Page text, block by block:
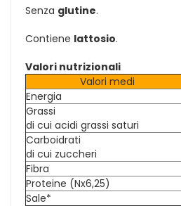
Senza glutine.
Contiene lattosio.
Valori nutrizionali
Valori medi
Energia
Grassi
di cui acidi grassi saturi
Carboidrati
di cui zuccheri
Fibra
Proteine (Nx6,25)
Sale*